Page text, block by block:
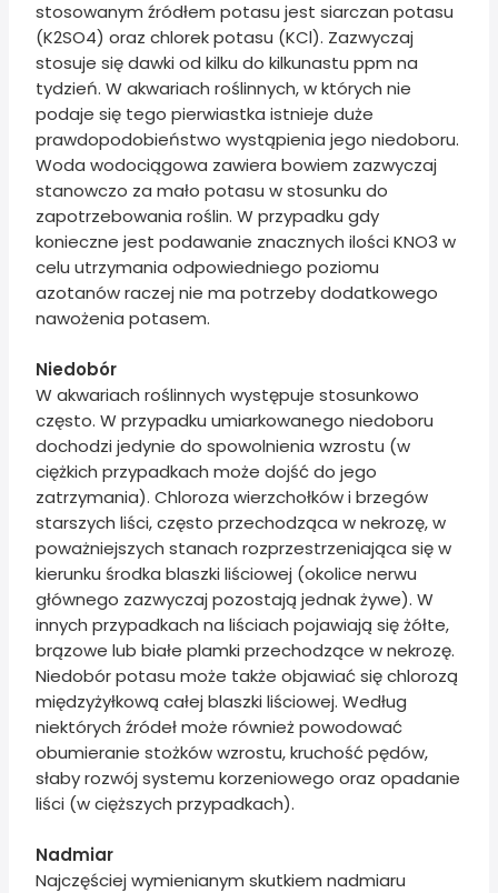
stosowanym źródłem potasu jest siarczan potasu
(K2SO4) oraz chlorek potasu (KCl). Zazwyczaj
stosuje się dawki od kilku do kilkunastu ppm na
tydzień. W akwariach roślinnych, w których nie
podaje się tego pierwiastka istnieje duże
prawdopodobieństwo wystąpienia jego niedoboru.
Woda wodociągowa zawiera bowiem zazwyczaj
stanowczo za mało potasu w stosunku do
zapotrzebowania roślin. W przypadku gdy
konieczne jest podawanie znacznych ilości KNO3 w
celu utrzymania odpowiedniego poziomu
azotanów raczej nie ma potrzeby dodatkowego
nawożenia potasem.
Niedobór
W akwariach roślinnych występuje stosunkowo
często. W przypadku umiarkowanego niedoboru
dochodzi jedynie do spowolnienia wzrostu (w
ciężkich przypadkach może dojść do jego
zatrzymania). Chloroza wierzchołków i brzegów
starszych liści, często przechodząca w nekrozę, w
poważniejszych stanach rozprzestrzeniająca się w
kierunku środka blaszki liściowej (okolice nerwu
głównego zazwyczaj pozostają jednak żywe). W
innych przypadkach na liściach pojawiają się żółte,
brązowe lub białe plamki przechodzące w nekrozę.
Niedobór potasu może także objawiać się chlorozą
międzyżyłkową całej blaszki liściowej. Według
niektórych źródeł może również powodować
obumieranie stożków wzrostu, kruchość pędów,
słaby rozwój systemu korzeniowego oraz opadanie
liści (w cięższych przypadkach).
Nadmiar
Najczęściej wymienianym skutkiem nadmiaru